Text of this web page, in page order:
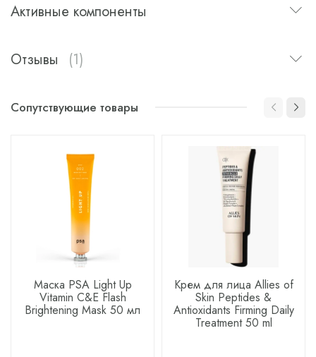
Активные компоненты
Отзывы (1)
Сопутствующие товары
Маска PSA Light Up
Vitamin C&E Flash
Brightening Mask 50 мл
Крем для лица Allies of
Skin Peptides &
Antioxidants Firming Daily
Treatment 50 ml